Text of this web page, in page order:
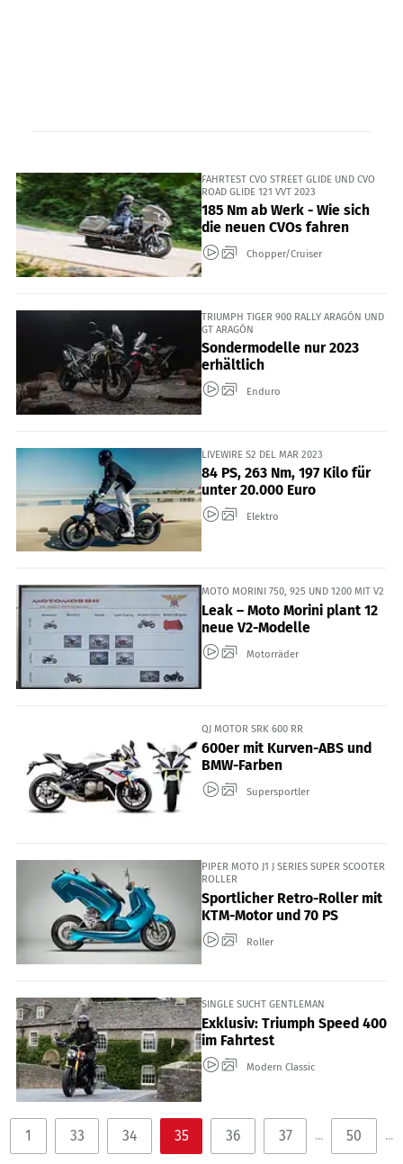
FAHRTEST CVO STREET GLIDE UND CVO
ROAD GLIDE 121 VVT 2023
185 Nm ab Werk - Wie sich
die neuen CVOs fahren
Chopper/Cruiser
TRIUMPH TIGER 900 RALLY ARAGÓN UND
GT ARAGÓN
Sondermodelle nur 2023
erhältlich
Enduro
LIVEWIRE S2 DEL MAR 2023
84 PS, 263 Nm, 197 Kilo für
unter 20.000 Euro
Elektro
MOTO MORINI 750, 925 UND 1200 MIT V2
Leak – Moto Morini plant 12
neue V2-Modelle
Motorräder
QJ MOTOR SRK 600 RR
600er mit Kurven-ABS und
BMW-Farben
Supersportler
PIPER MOTO J1 J SERIES SUPER SCOOTER
ROLLER
Sportlicher Retro-Roller mit
KTM-Motor und 70 PS
Roller
SINGLE SUCHT GENTLEMAN
Exklusiv: Triumph Speed 400
im Fahrtest
Modern Classic
1 33 34 35 36 37 ... 50 ...